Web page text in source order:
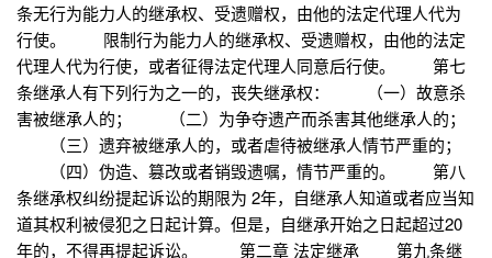
条无行为能力人的继承权、受遗赠权，由他的法定代理人代为
行使。 限制行为能力人的继承权、受遗赠权，由他的法定
代理人代为行使，或者征得法定代理人同意后行使。 第七
条继承人有下列行为之一的，丧失继承权： （一）故意杀
害被继承人的； （二）为争夺遗产而杀害其他继承人的；
（三）遗弃被继承人的，或者虐待被继承人情节严重的；
（四）伪造、篡改或者销毁遗嘱，情节严重的。 第八
条继承权纠纷提起诉讼的期限为 2年，自继承人知道或者应当知
道其权利被侵犯之日起计算。但是，自继承开始之日起超过20
年的，不得再提起诉讼。 第二章 法定继承 第九条继